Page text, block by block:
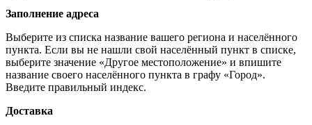
Заполнение адреса
Выберите из списка название вашего региона и населённого
пункта. Если вы не нашли свой населённый пункт в списке,
выберите значение «Другое местоположение» и впишите
название своего населённого пункта в графу «Город».
Введите правильный индекс.
Доставка